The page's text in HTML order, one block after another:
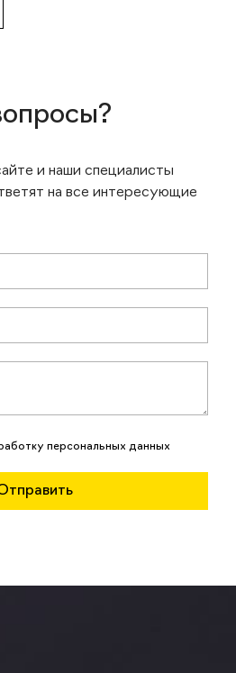
и наши специалисты
на все интересующие
персональных данных